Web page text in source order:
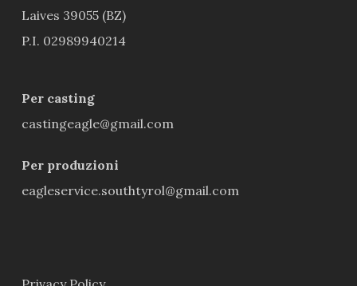
Laives 39055 (BZ)
P.I. 02989940214
Per casting
castingeagle@gmail.com
Per produzioni
eagleservice.southtyrol@gmail.com